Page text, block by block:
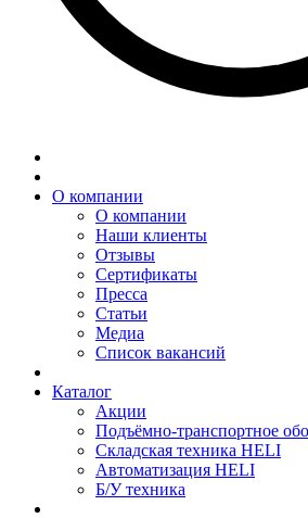
О компании
О компании
Наши клиенты
Отзывы
Сертификаты
Пресса
Статьи
Медиа
Список вакансий
Каталог
Акции
Подъёмно-транспортное
Складская техника HELI
Автоматизация HELI
Б/У техника